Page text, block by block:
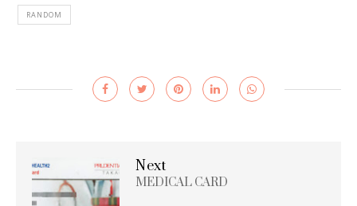
RANDOM
Next
MEDICAL CARD